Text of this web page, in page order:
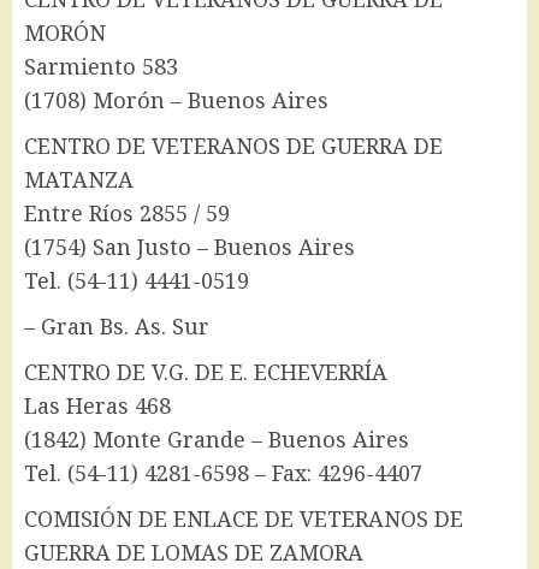
MORÓN
Sarmiento 583
(1708) Morón – Buenos Aires
CENTRO DE VETERANOS DE GUERRA DE
MATANZA
Entre Ríos 2855 / 59
(1754) San Justo – Buenos Aires
Tel. (54-11) 4441-0519
– Gran Bs. As. Sur
CENTRO DE V.G. DE E. ECHEVERRÍA
Las Heras 468
(1842) Monte Grande – Buenos Aires
Tel. (54-11) 4281-6598 – Fax: 4296-4407
COMISIÓN DE ENLACE DE VETERANOS DE
GUERRA DE LOMAS DE ZAMORA